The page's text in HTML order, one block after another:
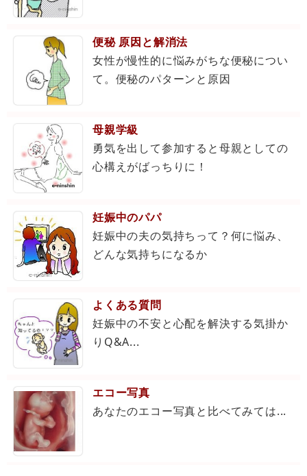
便秘 原因と解消法
女性が慢性的に悩みがちな便秘につい
て。便秘のパターンと原因
母親学級
勇気を出して参加すると母親としての
心構えがばっちりに！
妊娠中のパパ
妊娠中の夫の気持ちって？何に悩み、
どんな気持ちになるか
よくある質問
妊娠中の不安と心配を解決する気掛か
りQ&A...
エコー写真
あなたのエコー写真と比べてみては...